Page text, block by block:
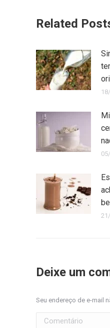
Related
Deixe um
Seu endereço de e-mail
Comentário